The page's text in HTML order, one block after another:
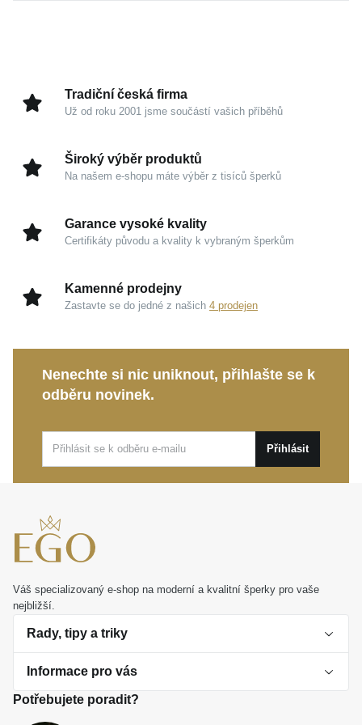
a nikdy nevychází z módy.
Žluté zlato 585/1000:Tradiční drahý kov, který
Vysoký lesk:
Pečlivá povrchová úprava zachytává
Rukopis značky MOISS:Nadčasový a lehký
Tento půvabnýMOISS prsten ze žlutého zlataje
ideální volbou pro každodenní nošení i výjimečné
Tradiční česká firma
Už od roku 2001 jsme součástí vašich příběhů
Široký výběr produktů
Na našem e-shopu máte výběr z tisíců šperků
Garance vysoké kvality
Certifikáty původu a kvality k vybraným šperkům
Kamenné prodejny
Zastavte se do jedné z našich 4 prodejen
Nenechte si nic uniknout, přihlašte se k
odběru novinek.
Přihlásit
Váš specializovaný e-shop na moderní a kvalitní šperky pro vaše
nejbližší.
Rady, tipy a triky
O perlách
Jak vybrat perlový šperk
Informace pro vás
Potřebujete poradit?